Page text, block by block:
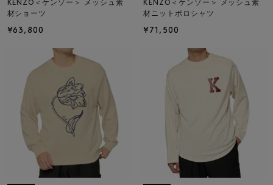
KENZO＜ケンゾー＞ メッシュ素
材ショーツ
¥63,800
KENZO＜ケンゾー＞ メッシュ素
材ニットポロシャツ
¥71,500